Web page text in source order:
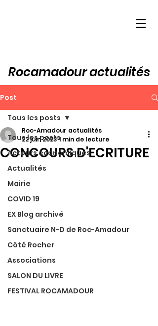
Rocamadour actualités
Post
Tous les posts
Acteurs économiques
Actualités
Mairie
COVID 19
EX Blog archivé
Sanctuaire N-D de Roc-Amadour
Côté Rocher
Associations
SALON DU LIVRE
FESTIVAL ROCAMADOUR
Tous les posts
CONCOURS D'ECRITURE
Roc-Amadour actualités
22 juin 2023 1 min de lecture